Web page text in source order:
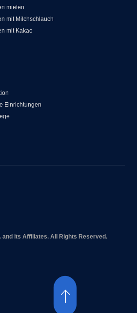
mieten
mit Milchschlauch
mit Kakao
Einrichtungen
and its Affiliates. All Rights Reserved.